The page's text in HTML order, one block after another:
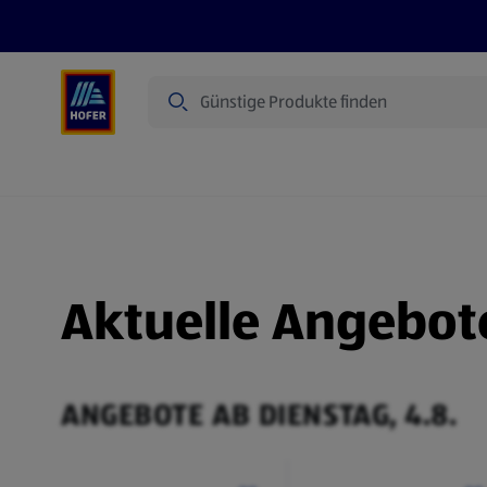
Aktuelle
ANGEBOTE AB DIENSTAG, 4.8.